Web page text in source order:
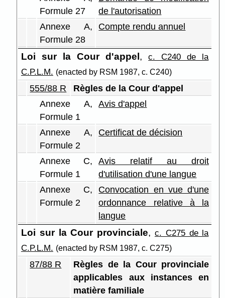
Formule 27
de l'autorisation
Annexe A,
Formule 28
Compte rendu annuel
Loi sur la Cour d'appel,
c. C240 de la
C.P.L.M. (enacted by RSM 1987, c. C240)
555/88 R
Règles de la Cour d'appel
Annexe A,
Formule 1
Avis d'appel
Annexe A,
Formule 2
Certificat de décision
Annexe C,
Formule 1
Avis relatif au droit
d'utilisation d'une langue
Annexe C,
Formule 2
Convocation en vue d'une
ordonnance relative à la
langue
Loi sur la Cour provinciale, c. C275 de la
C.P.L.M. (enacted by RSM 1987, c. C275)
87/88 R
Règles de la Cour provinciale
applicables aux instances en
matière familiale